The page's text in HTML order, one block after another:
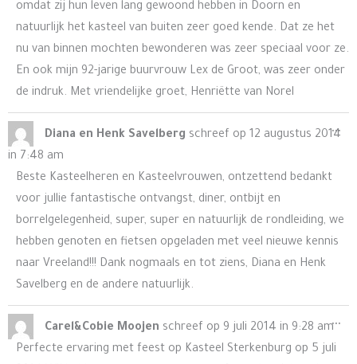
omdat zij hun leven lang gewoond hebben in Doorn en
natuurlijk het kasteel van buiten zeer goed kende. Dat ze het
nu van binnen mochten bewonderen was zeer speciaal voor ze.
En ook mijn 92-jarige buurvrouw Lex de Groot, was zeer onder
de indruk. Met vriendelijke groet, Henriëtte van Norel
Diana en Henk Savelberg schreef op 12 augustus 2014
in 7:48 am
Beste Kasteelheren en Kasteelvrouwen, ontzettend bedankt
voor jullie fantastische ontvangst, diner, ontbijt en
borrelgelegenheid, super, super en natuurlijk de rondleiding, we
hebben genoten en fietsen opgeladen met veel nieuwe kennis
naar Vreeland!!! Dank nogmaals en tot ziens, Diana en Henk
Savelberg en de andere natuurlijk.
...
Carel&Cobie Moojen schreef op 9 juli 2014 in 9:28 am
Perfecte ervaring met feest op Kasteel Sterkenburg op 5 juli
...